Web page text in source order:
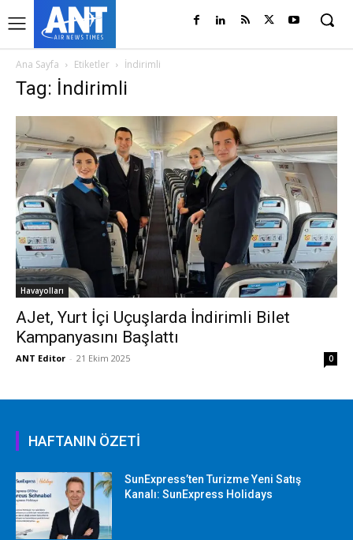
Ana Sayfa Etiketler İndirimli
Tag: İndirimli
Havayolları
AJet, Yurt İçi Uçuşlarda İndirimli Bilet
Kampanyasını Başlattı
ANT Editor - 21 Ekim 2025 0
HAFTANIN ÖZETİ
SunExpress’ten Turizme Yeni Satış
Kanalı: SunExpress Holidays